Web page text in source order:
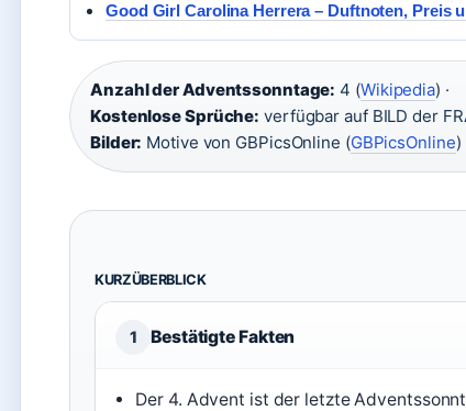
Good Girl Carolina Herrera – Duftnoten, Preis
Anzahl der Adventssonntage: 4 (Wikipedia) ·
Kostenlose Sprüche: verfügbar auf BILD der
Bilder: Motive von GBPicsOnline (GBPicsOnline)
KURZÜBERBLICK
1 Bestätigte Fakten
Der 4. Advent ist der letzte